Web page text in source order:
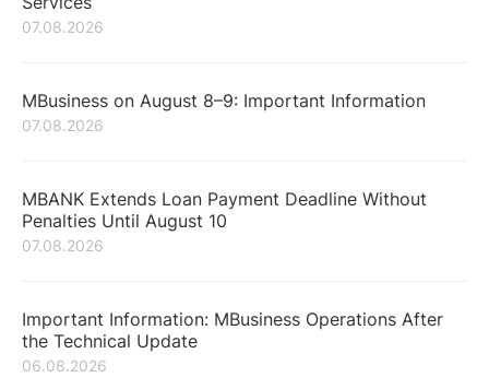
07.08.2026
MBusiness on August 8–9: Important Information
07.08.2026
MBANK Extends Loan Payment Deadline Without
Penalties Until August 10
07.08.2026
Important Information: MBusiness Operations After
the Technical Update
06.08.2026